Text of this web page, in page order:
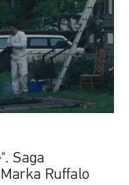
Saga
Ruffalo